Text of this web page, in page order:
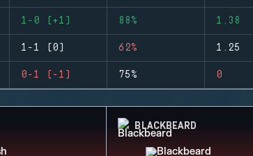
1-0 (+1) 88% 1.38
1-1 (0) 62% 1.25
0-1 (-1) 75% 0
BLACKBEARD